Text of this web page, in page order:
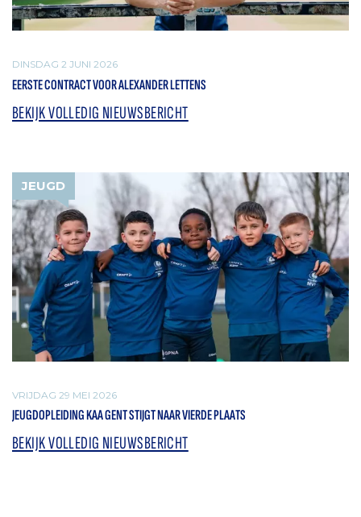
DINSDAG 2 JUNI 2026
EERSTE CONTRACT VOOR ALEXANDER LETTENS
BEKIJK VOLLEDIG NIEUWSBERICHT
JEUGD
VRIJDAG 29 MEI 2026
JEUGDOPLEIDING KAA GENT STIJGT NAAR VIERDE PLAATS
BEKIJK VOLLEDIG NIEUWSBERICHT